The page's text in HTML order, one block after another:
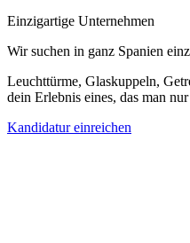
Einzigartige Unternehmen
Wir suchen in ganz Spanien
Leuchttürme, Glaskuppeln,
dein Erlebnis eines, das man
Kandidatur einreichen